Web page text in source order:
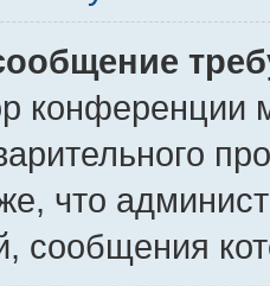
конференции
что
сообщения